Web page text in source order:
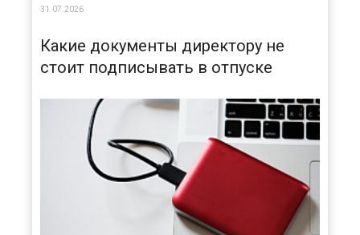
31.07.2026
Какие документы директору не
стоит подписывать в отпуске